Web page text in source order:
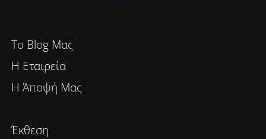
To Blog Μας
Η Εταιρεία
Η Άποψή Μας
Έκθεση